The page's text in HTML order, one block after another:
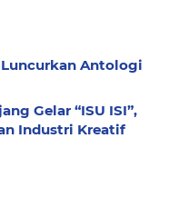
Antologi
Gelar “ISU ISI”,
Industri Kreatif